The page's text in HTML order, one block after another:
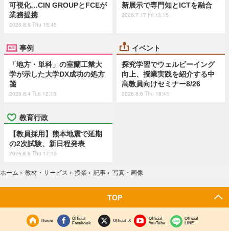
可視化…CIN GROUPとFCEが
業務提携
2026.8.6 Thu 15:45
新展示で専門知とICTを融合
2026.7.17 Fri 13:15
事例
「地方・単科」の室蘭工業大
学が示した大学DX成功の処方
箋
2026.8.4 Tue 12:15
イベント
探究学習でウェルビーイング
向上、授業実践を紹介する中
高教員向けセミナー8/26
2026.8.6 Thu 18:45
教育行政
【教員採用】熊本地震で延期
の2次試験、新日程発表
2026.8.6 Thu 17:15
ホーム › 教材・サービス › 授業 › 記事 › 写真・画像
TOP
Home
Official
Facebook
Official X
Official
YouTube
Official
LINE